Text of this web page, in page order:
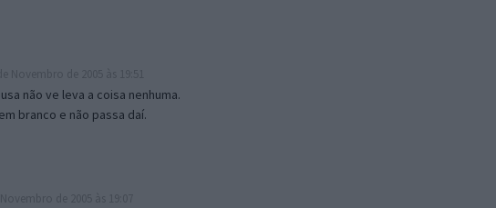
não ve leva a coisa nenhuma.
branco e não passa daí.